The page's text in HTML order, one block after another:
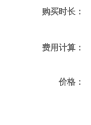
购买时长：
费用计算：
价格：